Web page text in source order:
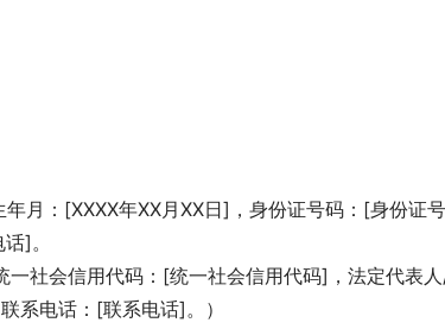
月：[XXXX年XX月XX日]，身份证号码：[身份证号
]。
一社会信用代码：[统一社会信用代码]，法定代表
系电话：[联系电话]。）